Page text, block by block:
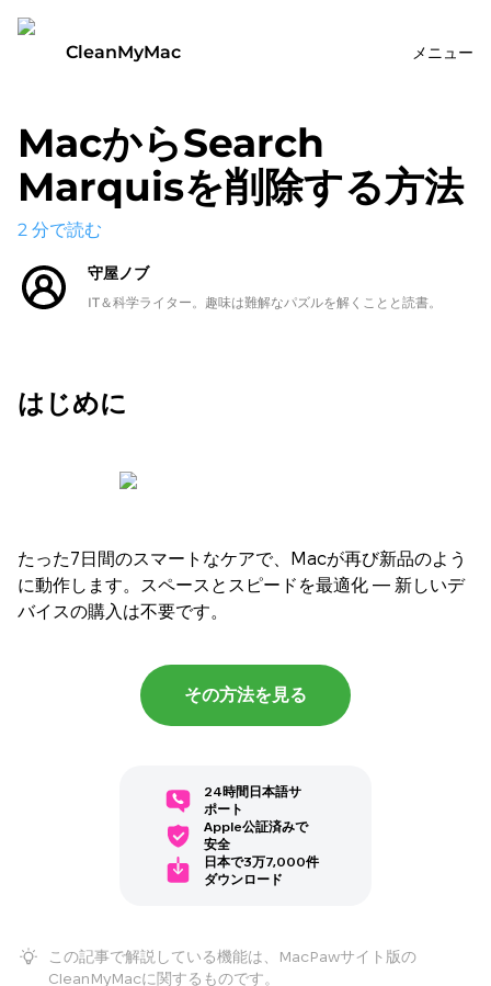
CleanMyMac メニュー
MacからSearch
Marquisを削除する方法
2 分で読む
守屋ノブ
IT＆科学ライター。趣味は難解なパズルを解くことと読書。
はじめに
たった7日間のスマートなケアで、Macが再び新品のよう
に動作します。スペースとスピードを最適化 — 新しいデ
バイスの購入は不要です。
その方法を見る
24時間日本語サ
ポート
Apple公証済みで
安全
日本で3万7,000件
ダウンロード
この記事で解説している機能は、MacPawサイト版の
CleanMyMacに関するものです。